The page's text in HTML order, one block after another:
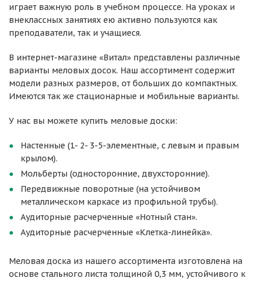
играет важную роль в учебном процессе. На уроках и
внеклассных занятиях ею активно пользуются как
преподаватели, так и учащиеся.
В интернет-магазине «Витал» представлены различные
варианты меловых досок. Наш ассортимент содержит
модели разных размеров, от больших до компактных.
Имеются так же стационарные и мобильные варианты.
У нас вы можете купить меловые доски:
Настенные (1- 2- 3-5-элементные, с левым и правым
крылом).
Мольберты (односторонние, двухсторонние).
Передвижные поворотные (на устойчивом
металлическом каркасе из профильной трубы).
Аудиторные расчерченные «Нотный стан».
Аудиторные расчерченные «Клетка-линейка».
Меловая доска из нашего ассортимента изготовлена на
основе стального листа толщиной 0,3 мм, устойчивого к